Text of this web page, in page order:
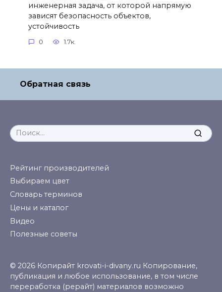
инженерная задача, от которой напрямую
зависят безопасность объектов,
устойчивость
0 1.7к.
Обратная связь
Search
for:
Рейтинг производителей
Выбираем цвет
Словарь терминов
Цены и каталог
Видео
Полезные советы
© 2026 Копирайт krovati-i-divany.ru Копирование,
публикация и любое использование, в том числе
переработка (рерайт) материалов возможно